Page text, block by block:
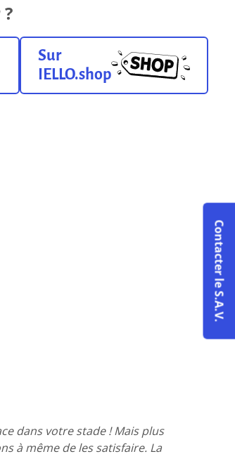
Sur
IELLO.shop
dans votre stade ! Mais plus
à même de les satisfaire. La
Contacter le S.A.V.